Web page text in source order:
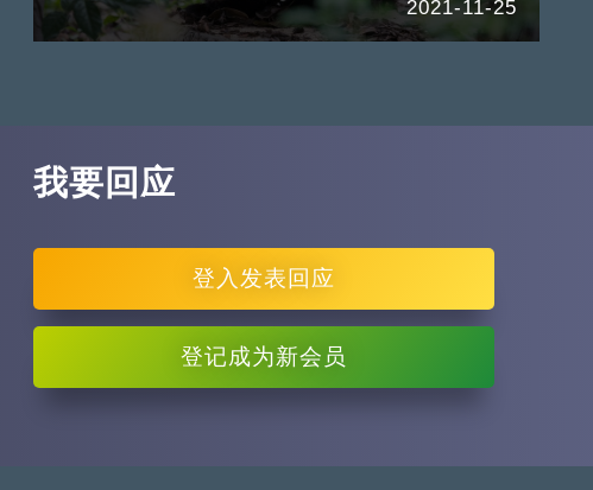
2021-11-25
我要回应
登入 发表回应
登记成为新会员